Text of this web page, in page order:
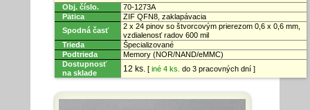
Obj. číslo.
70-1273A
Pätica
ZIF QFN8, zaklapávacia
Spodná časť
2 x 24 pinov so štvorcovým prierezom 0,6 x 0,6 mm,
vzdialenosť radov 600 mil
Trieda
Špecializované
Podtrieda
Memory (NOR/NAND/eMMC)
Dostupnosť
na sklade
12 ks. [ iné 4 ks. do 3 pracovných dní ]